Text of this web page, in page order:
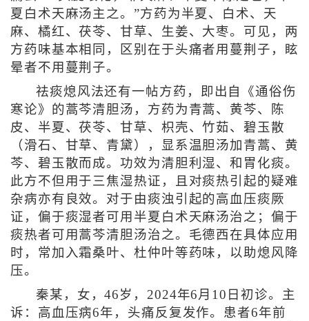
夏白术天麻汤主之。”方药为半夏、白术、天
麻、橘红、茯苓、甘草、生姜、大枣。可见，两
方药味基本相同，区别在于头痛者用蔓荆子，眩
晕者不用蔓荆子。
祛痰熄风法还有一帖方药，即出自《通俗伤
寒论》的蒿芩清胆汤，方药为青蒿、黄芩、陈
皮、半夏、茯苓、甘草、枳壳、竹茹、碧玉散
（滑石、甘草、青黛），显系温胆汤加青蒿、黄
芩、碧玉散而成。功效为清胆利湿、和胃化痰。
此方不但用于三焦湿热证，且对痰热引起的疑难
杂病亦有良效。对于由痰浊引起的高血压痰厥
证，偏于痰湿者可用半夏白术天麻汤治之；偏于
痰热者可用蒿芩清胆汤治之。毛德西在具体应用
时，常加入霜桑叶、杜仲叶等药味，以助熄风降
压。
秦某，女，46岁，2024年6月10日初诊。主
诉：高血压病6年，头痛反复发作。患者6年前